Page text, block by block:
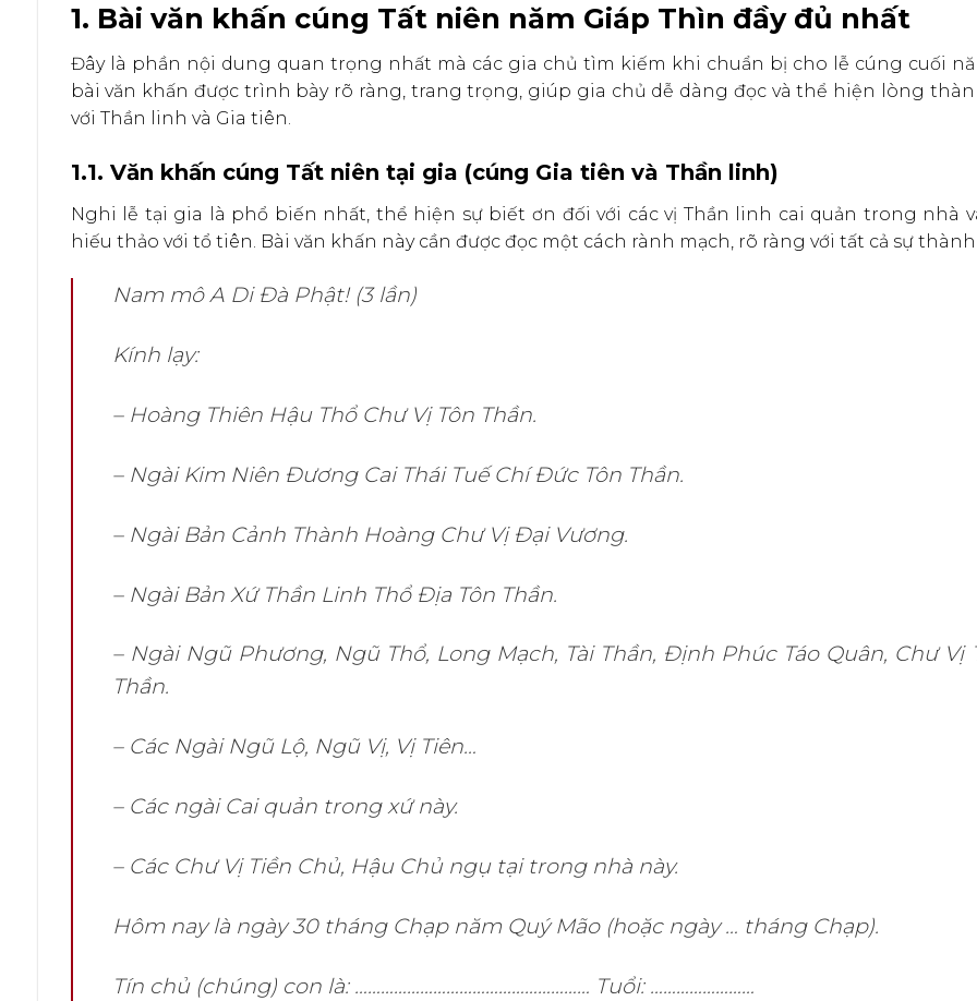
1. Bài văn khấn cúng Tất niên năm Giáp Thìn đầy đủ nhất
Đây là phần nội dung quan trọng nhất mà các gia chủ tìm kiếm khi chuẩn bị cho lễ cúng cuối
bài văn khấn được trình bày rõ ràng, trang trọng, giúp gia chủ dễ dàng đọc và thể hiện lòng
với Thần linh và Gia tiên.
1.1. Văn khấn cúng Tất niên tại gia (cúng Gia tiên và Thần linh)
Nghi lễ tại gia là phổ biến nhất, thể hiện sự biết ơn đối với các vị Thần linh cai quản trong nhà
hiếu thảo với tổ tiên. Bài văn khấn này cần được đọc một cách rành mạch, rõ ràng với tất cả sự
Nam mô A Di Đà Phật! (3 lần)
Kính lạy:
– Hoàng Thiên Hậu Thổ Chư Vị Tôn Thần.
– Ngài Kim Niên Đương Cai Thái Tuế Chí Đức Tôn Thần.
– Ngài Bản Cảnh Thành Hoàng Chư Vị Đại Vương.
– Ngài Bản Xứ Thần Linh Thổ Địa Tôn Thần.
– Ngài Ngũ Phương, Ngũ Thổ, Long Mạch, Tài Thần, Định Phúc Táo Quân, Chư Vị
Thần.
– Các Ngài Ngũ Lộ, Ngũ Vị, Vị Tiên…
– Các ngài Cai quản trong xứ này.
– Các Chư Vị Tiền Chủ, Hậu Chủ ngụ tại trong nhà này.
Hôm nay là ngày 30 tháng Chạp năm Quý Mão (hoặc ngày … tháng Chạp).
Tín chủ (chúng) con là: ……………………………………………… Tuổi: ……………………